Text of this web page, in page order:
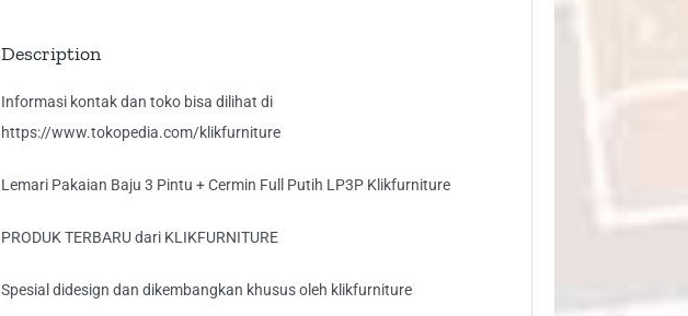
Full
Klikfurniture
quantity
Description
Informasi kontak dan toko bisa dilihat di
https://www.tokopedia.com/klikfurniture
Lemari Pakaian Baju 3 Pintu + Cermin Full Putih LP3P Klikfurniture
PRODUK TERBARU dari KLIKFURNITURE
Spesial didesign dan dikembangkan khusus oleh klikfurniture